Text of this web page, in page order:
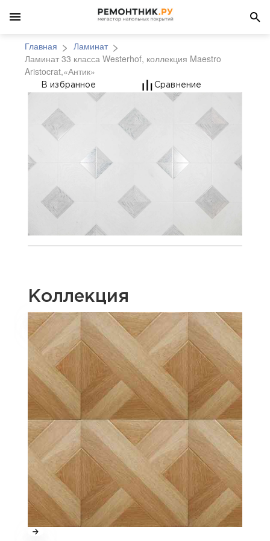
Главная
Ламинат
Ламинат 33 класса Westerhof, коллекция Maestro
Aristocrat,«Антик»
Ламинат 33 класса
В избранное Сравнение
Коллекция